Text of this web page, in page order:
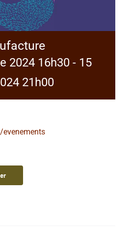
2024 16h30 - 15
21h00